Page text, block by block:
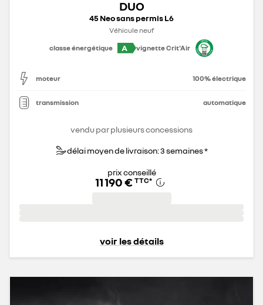
DUO
45 Neo sans permis L6
Véhicule neuf
classe énergétique
A vignette Crit'Air
moteur 100% électrique
transmission automatique
vendu par plusieurs concessions
délai moyen de livraison: 3 semaines *
prix conseillé
11 190 € TTC*
voir les détails